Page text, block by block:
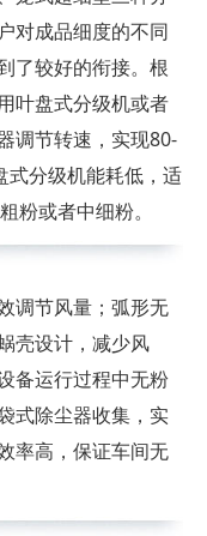
对成品细度的不同
了较好的衔接。根
叶盘式分级机或者
调节转速，实现80-
式分级机能耗低，适
粉或者中细粉。
调节风量；弧形无
壳设计，减少风
备运行过程中无粉
式除尘器收集，实
率高，保证车间无